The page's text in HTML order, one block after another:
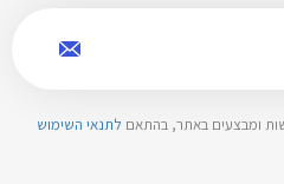
ומבצעים באתר, בהתאם לתנאי השימוש